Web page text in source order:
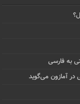
به فارسی
در آمازون می‌گوید